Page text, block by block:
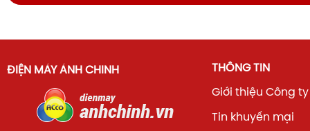
về thiết bị:
ĐIỆN MÁY ÁNH CHINH THÔNG TIN
Giới thiệu Công ty
Tin khuyến mại